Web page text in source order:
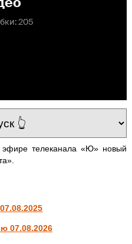
телеканала «Ю» новый
07.08.2026